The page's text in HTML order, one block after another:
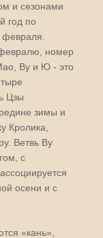
и сезонами
год по
февраля.
февралю, номер
By и Ю - это
Цзы
зимы и
Кролика,
Ветвь By
с
осени и с
«кань»,